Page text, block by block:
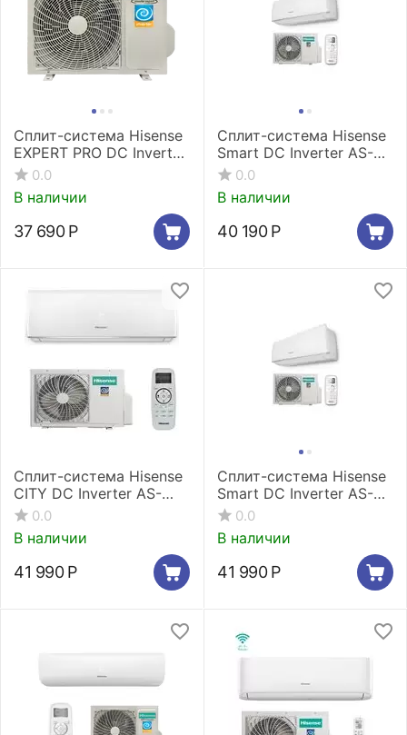
Сплит-система Hisense
EXPERT PRO DC Inverter
Wi-Fi AS-
10UW4RYDTV02
0.0
В наличии
37 690 Р
Сплит-система Hisense
Smart DC Inverter AS-
11UW4RYDDB02G/ AS-
11UW4RYDDB02W
0.0
В наличии
40 190 Р
Сплит-система Hisense
CITY DC Inverter AS-
13UW4RYRCM04G / AS-
13UW4RYRCM04W
0.0
В наличии
41 990 Р
Сплит-система Hisense
Smart DC Inverter AS-
13UW4RYDDB03G/ AS-
13UW4RYDDB03W
0.0
В наличии
41 990 Р